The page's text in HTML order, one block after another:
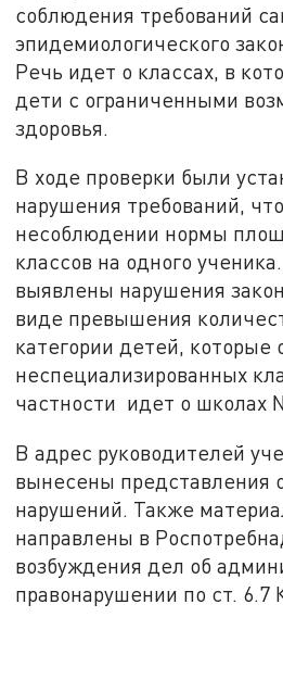
соблюдения требований
эпидемиологического
Речь идет о классах, в
дети с ограниченными
здоровья.
В ходе проверки были
нарушения требований,
несоблюдении нормы
классов на одного
выявлены нарушения
виде превышения
категории детей, которые
неспециализированных
частности идет о школах
В адрес руководителей
вынесены представления
нарушений. Также
направлены в
возбуждения дел об
правонарушении по ст. 6.7